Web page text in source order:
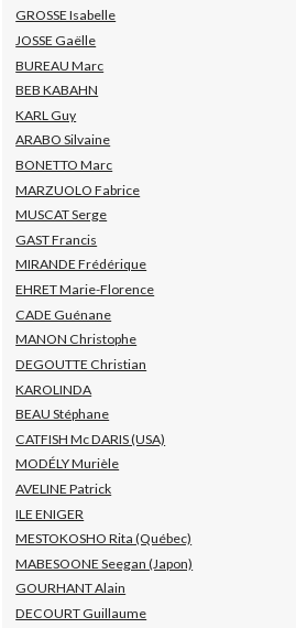
GROSSE Isabelle
JOSSE Gaëlle
BUREAU Marc
BEB KABAHN
KARL Guy
ARABO Silvaine
BONETTO Marc
MARZUOLO Fabrice
MUSCAT Serge
GAST Francis
MIRANDE Frédérique
EHRET Marie-Florence
CADE Guénane
MANON Christophe
DEGOUTTE Christian
KAROLINDA
BEAU Stéphane
CATFISH Mc DARIS (USA)
MODÉLY Murièle
AVELINE Patrick
ILE ENIGER
MESTOKOSHO Rita (Québec)
MABESOONE Seegan (Japon)
GOURHANT Alain
DECOURT Guillaume